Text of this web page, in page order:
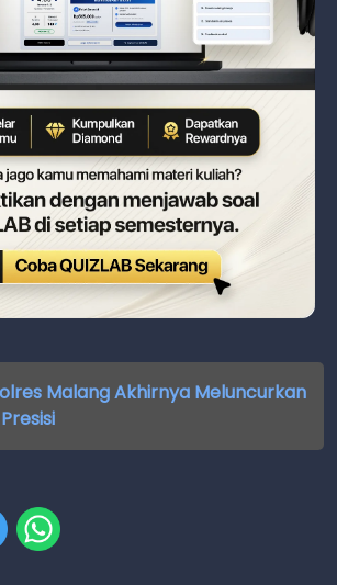
Malang Akhirnya Meluncurkan